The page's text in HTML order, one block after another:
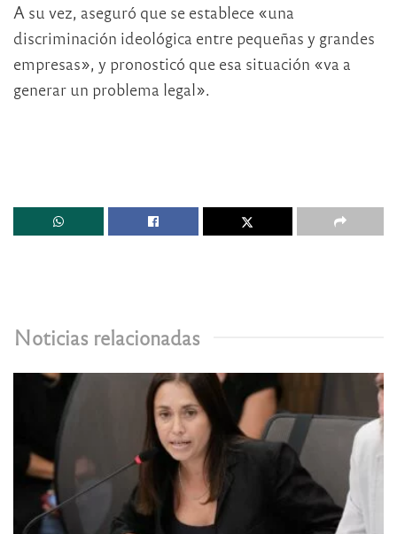
A su vez, aseguró que se establece «una
discriminación ideológica entre pequeñas y grandes
empresas», y pronosticó que esa situación «va a
generar un problema legal».
Noticias relacionadas